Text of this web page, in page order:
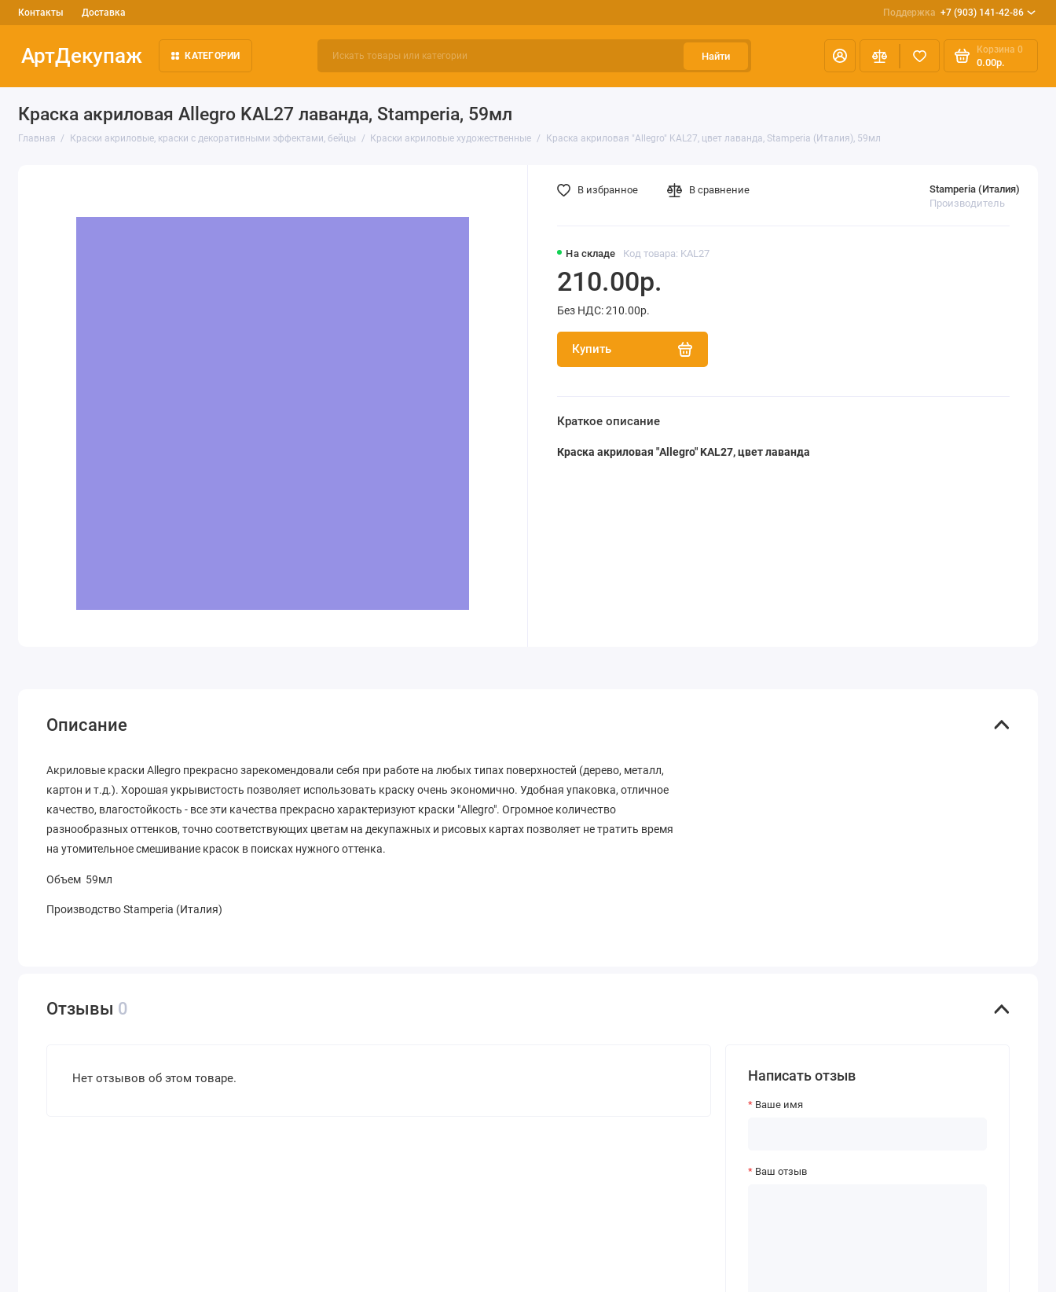
Контакты Доставка Поддержка +7 (903) 141-42-86
АртДекупаж КАТЕГОРИИ Найти
Корзина 0
0.00р.
Краска акриловая Allegro KAL27 лаванда, Stamperia, 59мл
Главная Краски акриловые, краски с декоративными эффектами, бейцы Краски акриловые художественные Краска акриловая "Allegro" KAL27, цвет лаванда, Stamperia (Италия), 59мл
На складе Код товара: KAL27
Stamperia (Италия)
Производитель
210.00р.
Без НДС: 210.00р.
Купить
В избранное В сравнение
Краткое описание
Краска акриловая "Allegro" KAL27, цвет лаванда
Описание
Акриловые краски Allegro прекрасно зарекомендовали себя при работе на любых типах поверхностей (дерево, металл,
картон и т.д.). Хорошая укрывистость позволяет использовать краску очень экономично. Удобная упаковка, отличное
качество, влагостойкость - все эти качества прекрасно характеризуют краски "Allegro". Огромное количество
разнообразных оттенков, точно соответствующих цветам на декупажных и рисовых картах позволяет не тратить время
на утомительное смешивание красок в поисках нужного оттенка.
Объем 59мл
Производство Stamperia (Италия)
Отзывы 0
Нет отзывов об этом товаре. Написать отзыв
Ваше имя
Ваш отзыв